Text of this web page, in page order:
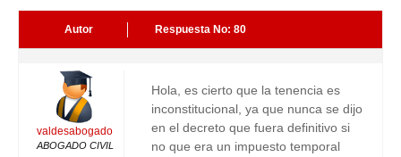
Autor Respuesta No: 80
valdesabogado
ABOGADO CIVIL
Hola, es cierto que la tenencia es
inconstitucional, ya que nunca se dijo
en el decreto que fuera definitivo si
no que era un impuesto temporal